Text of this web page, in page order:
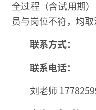
全过程（含试用期
员与岗位不符，均取
联系方式：
联系电话：
刘老师